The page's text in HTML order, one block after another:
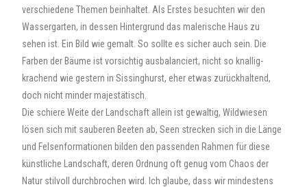
verschiedene Themen beinhaltet. Als Erstes besuchten wir den
Wassergarten, in dessen Hintergrund das malerische Haus zu
sehen ist. Ein Bild wie gemalt. So sollte es sicher auch sein. Die
Farben der Bäume ist vorsichtig ausbalanciert, nicht so knallig-
krachend wie gestern in Sissinghurst, eher etwas zurückhaltend,
doch nicht minder majestätisch.
Die schiere Weite der Landschaft allein ist gewaltig, Wildwiesen
lösen sich mit sauberen Beeten ab, Seen strecken sich in die Länge
und Felsenformationen bilden den passenden Rahmen für diese
künstliche Landschaft, deren Ordnung oft genug vom Chaos der
Natur stilvoll durchbrochen wird. Ich glaube, dass wir mindestens